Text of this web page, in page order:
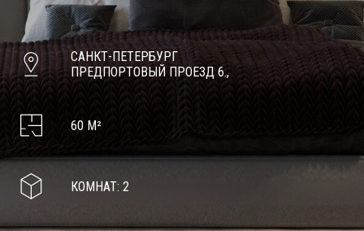
САНКТ-ПЕТЕРБУРГ
ПРЕДПОРТОВЫЙ ПРОЕЗД 6.,
60 М²
КОМНАТ: 2